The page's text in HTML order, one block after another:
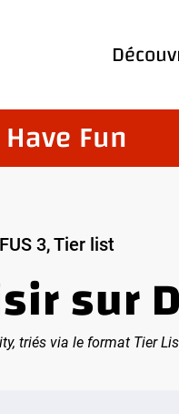
Have Fun
3, Tier list
sur
triés via le format Tier